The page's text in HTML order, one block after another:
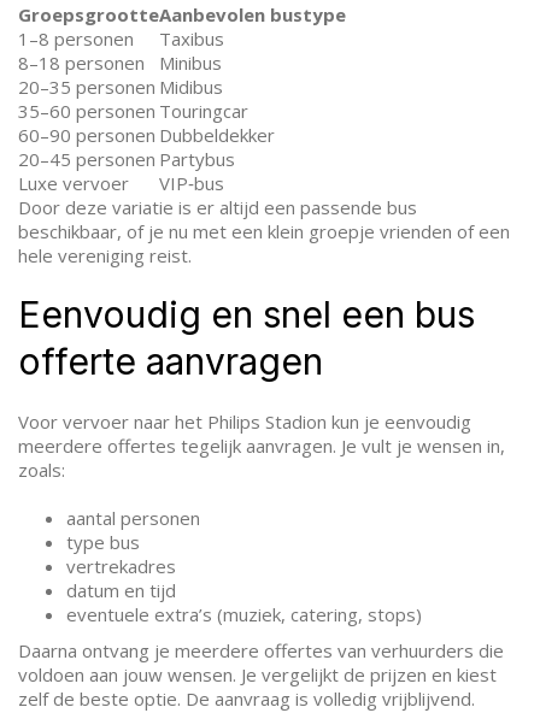
GroepsgrootteAanbevolen bustype
1–8 personen
Taxibus
8–18 personen
Minibus
20–35 personen Midibus
35–60 personen Touringcar
60–90 personen Dubbeldekker
20–45 personen Partybus
Luxe vervoer
VIP‑bus
Door deze variatie is er altijd een passende bus
beschikbaar, of je nu met een klein groepje vrienden of een
hele vereniging reist.
Eenvoudig en snel een bus
offerte aanvragen
Voor vervoer naar het Philips Stadion kun je eenvoudig
meerdere offertes tegelijk aanvragen. Je vult je wensen in,
zoals:
aantal personen
type bus
vertrekadres
datum en tijd
eventuele extra’s (muziek, catering, stops)
Daarna ontvang je meerdere offertes van verhuurders die
voldoen aan jouw wensen. Je vergelijkt de prijzen en kiest
zelf de beste optie. De aanvraag is volledig vrijblijvend.